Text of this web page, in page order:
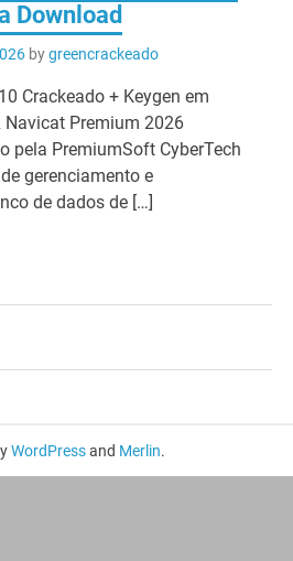
Download
bygreencrackeado
Crackeado + Keygen em
Navicat Premium 2026
pela PremiumSoft CyberTech
gerenciamento e
de dados de […]
WordPressand Merlin.